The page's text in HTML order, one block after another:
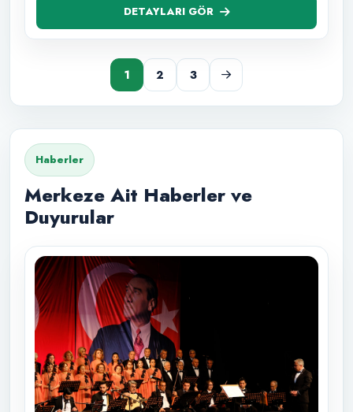
DETAYLARI GÖR
1 2 3
Haberler
Merkeze Ait Haberler ve
Duyurular